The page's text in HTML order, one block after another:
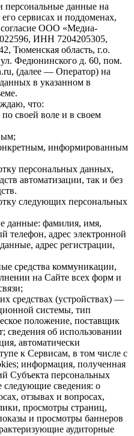
персональные данные на
сервисах и поддоменах,
ООО «Медиа-
ИНН 7204205305,
Тюменская область, г.о.
Федюнинского д. 60, пом.
(далее — Оператор) на
в указанном в
что:
своей воле и в своем
информированным
персональных данных,
автоматизации, так и без
следующих персональных
данные: фамилия, имя,
телефон, адрес электронной
адрес регистрации,
средства коммуникации,
на Сайте всех форм и
средствах (устройствах) —
системы, тип
положение, поставщик
сведения об использовании
автоматически
к Сервисам, в том числе с
информация, полученная
Субъекта персональных
следующие сведения: о
отзывах и вопросах,
просмотры страниц,
и просмотры баннеров
аудиторные